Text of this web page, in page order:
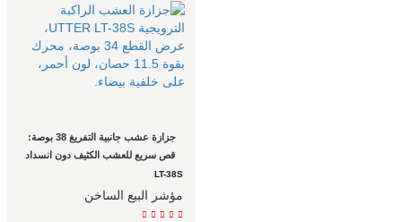
قص سريع للعشب الكثيف دون انسداد
LT-38S
مؤشر البيع الساخن